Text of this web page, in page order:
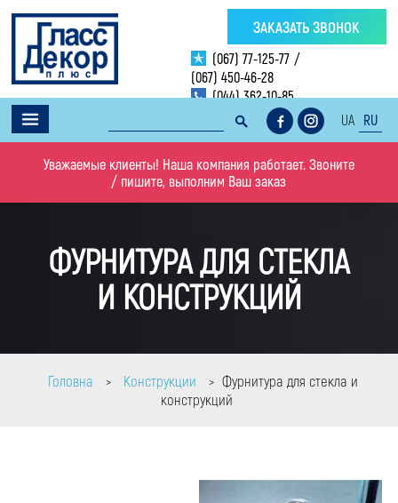
(067) 77-125-77 /
(067) 450-46-28
(044) 362-10-85
ЗАКАЗАТЬ ЗВОНОК
UA RU
Уважаемые клиенты! Наша компания работает. Звоните
/ пишите, выполним Ваш заказ
ФУРНИТУРА ДЛЯ СТЕКЛА
И КОНСТРУКЦИЙ
Головна > Конструкции > Фурнитура для стекла и
конструкций